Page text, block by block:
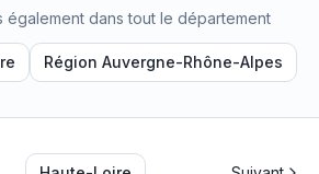
également dans tout le département
Région Auvergne-Rhône-Alpes